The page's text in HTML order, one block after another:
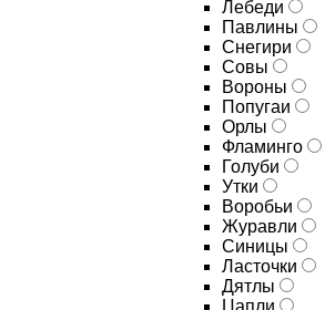
Лебеди
Павлины
Снегири
Совы
Вороны
Попугаи
Орлы
Фламинго
Голуби
Утки
Воробьи
Журавли
Синицы
Ласточки
Дятлы
Цапли